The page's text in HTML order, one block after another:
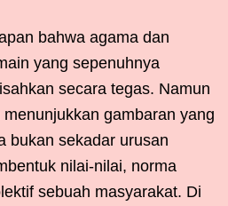
bahwa agama dan
yang sepenuhnya
secara tegas. Namun
gambaran yang
bukan sekadar urusan
nilai-nilai, norma
sebuah masyarakat. Di